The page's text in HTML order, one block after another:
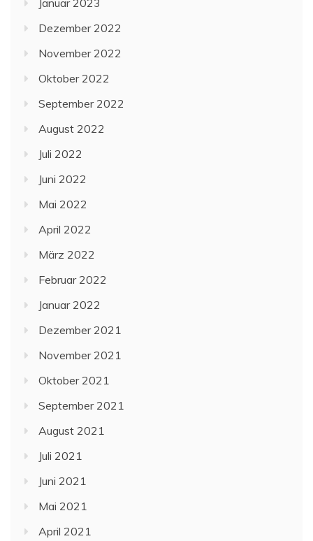
Dezember 2022
November 2022
Oktober 2022
September 2022
August 2022
Juli 2022
Juni 2022
Mai 2022
April 2022
März 2022
Februar 2022
Januar 2022
Dezember 2021
November 2021
Oktober 2021
September 2021
August 2021
Juli 2021
Juni 2021
Mai 2021
April 2021